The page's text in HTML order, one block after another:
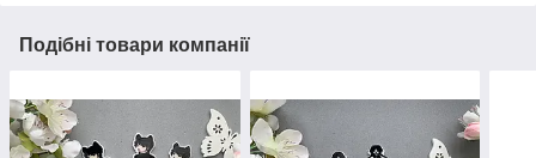
Подібні товари компанії